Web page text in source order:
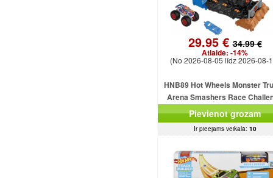
29.95 €34.99 €
Atlaide: -14%
(No 2026-08-05 līdz 2026-08-
HNB89 Hot Wheels Monster
Arena Smashers Race
Racing Ace MATTEL
Pievienot grozam
Ir pieejams veikalā: 10